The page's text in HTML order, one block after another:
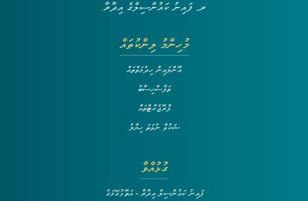
ރ. ފައިނު ކައުންސިލްގެ އިދާރާ
މުހިންމު ލިންކުތައް
އޮންލައިން ހިދުމަތްތައް
ތަފާސްހިސާބު
ޕްރޮޖެކްޓްތައް
ޝަކުވާ ނުވަތަ ހިޔާލު
ގުޅުއްވާ
ފައިނު ކައުންސިލް އިދާރާ - އަތޮޅުގޭމަގު